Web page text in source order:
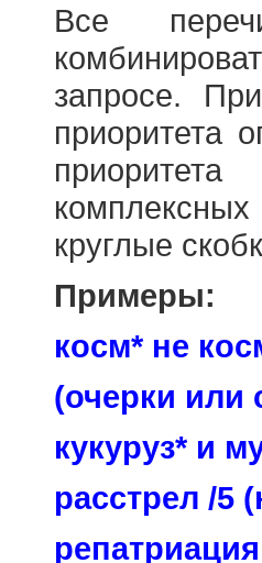
Все
запросе.
приоритета
круглые
Примеры:
косм* не
(очерки или
кукуруз* и
расстрел /5